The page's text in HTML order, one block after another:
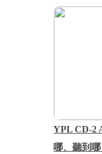
YPL CD-2
哪、聽到